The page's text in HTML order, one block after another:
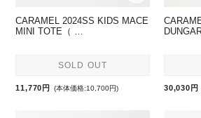
CARAMEL 2024SS KIDS MACE
MINI TOTE（ …
SOLD OUT
11,770円 (本体価格:10,700円) 30,030円